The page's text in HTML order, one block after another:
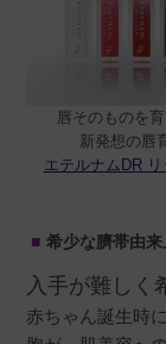
唇そのものを育
新発想の唇
エテルナムDR
希少な臍帯由来
入手が難しく
赤ちゃん誕生時